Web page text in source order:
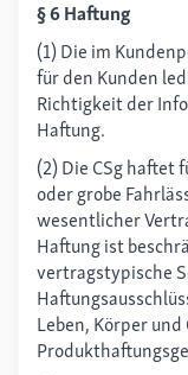
§ 6 Haftung
(1) Die im
für den Kunden
Richtigkeit der
Haftung.
(2) Die CSg haftet
oder grobe
wesentlicher
Haftung ist
vertragstypische
Leben, Körper